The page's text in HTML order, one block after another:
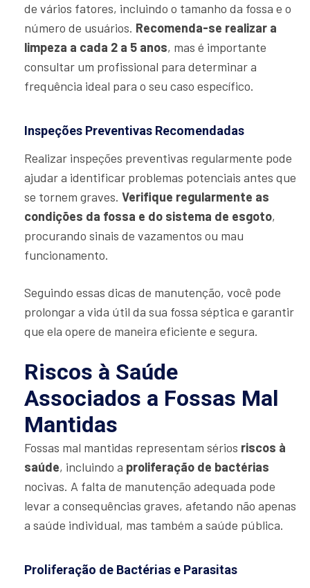
de vários fatores, incluindo o tamanho da fossa e o
número de usuários. Recomenda-se realizar a
limpeza a cada 2 a 5 anos, mas é importante
consultar um profissional para determinar a
frequência ideal para o seu caso específico.
Inspeções Preventivas Recomendadas
Realizar inspeções preventivas regularmente pode
ajudar a identificar problemas potenciais antes que
se tornem graves. Verifique regularmente as
condições da fossa e do sistema de esgoto,
procurando sinais de vazamentos ou mau
funcionamento.
Seguindo essas dicas de manutenção, você pode
prolongar a vida útil da sua fossa séptica e garantir
que ela opere de maneira eficiente e segura.
Riscos à Saúde
Associados a Fossas Mal
Mantidas
Fossas mal mantidas representam sérios riscos à
saúde, incluindo a proliferação de bactérias
nocivas. A falta de manutenção adequada pode
levar a consequências graves, afetando não apenas
a saúde individual, mas também a saúde pública.
Proliferação de Bactérias e Parasitas